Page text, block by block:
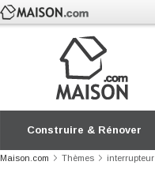
Construire & Rénover
Maison.com Thèmes interrupteur